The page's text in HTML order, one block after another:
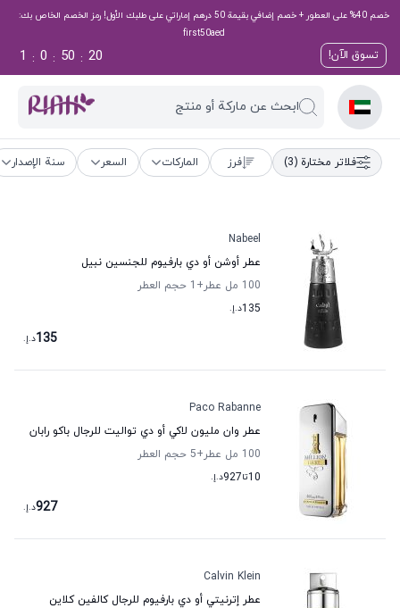
خصم 40% على العطور + خصم إضافي بقيمة 50 درهم إماراتي على طلبك الأول! رمز الخصم الخاص بك:
first50aed
تسوق الآن! 19
:
50
:
0
:
1
ابحث عن ماركة أو منتج
فلاتر مختارة (3) فرز الماركات السعر سنة الإصدار
Nabeel
عطر أوشن أو دي بارفيوم للجنسين نبيل
100 مل عطر
+1
حجم العطر
135د.إ.
135د.إ.
Paco Rabanne
عطر وان مليون لاكي أو دي تواليت للرجال باكو رابان
100 مل عطر
+5
حجم العطر
10تا927د.إ.
927د.إ.
Calvin Klein
عطر إترنيتي أو دي بارفيوم للرجال كالفين كلاين